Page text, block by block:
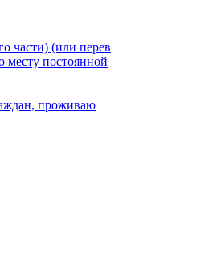
части) (или перев
месту постоянной
проживаю